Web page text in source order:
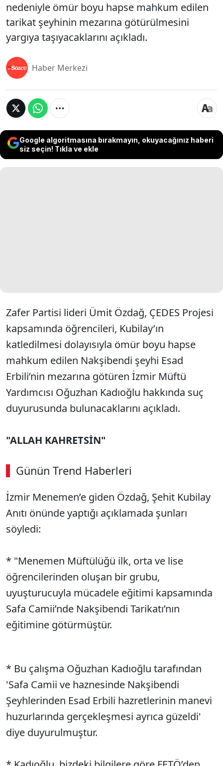
nedeniyle ömür boyu hapse mahkum edilen
tarikat şeyhinin mezarına götürülmesini
yargıya taşıyacaklarını açıkladı.
Haber Merkezi
Google algoritmasına bırakmayın, okuyacağınız haberi
siz seçin! Tıkla ve ekle
Zafer Partisi lideri Ümit Özdağ, ÇEDES Projesi
kapsamında öğrencileri, Kubilay’ın
katledilmesi dolayısıyla ömür boyu hapse
mahkum edilen Nakşibendi şeyhi Esad
Erbili’nin mezarına götüren İzmir Müftü
Yardımcısı Oğuzhan Kadıoğlu hakkında suç
duyurusunda bulunacaklarını açıkladı.
"ALLAH KAHRETSİN"
Günün Trend Haberleri
İzmir Menemen’e giden Özdağ, Şehit Kubilay
Anıtı önünde yaptığı açıklamada şunları
söyledi:
* "Menemen Müftülüğü ilk, orta ve lise
öğrencilerinden oluşan bir grubu,
uyuşturucuyla mücadele eğitimi kapsamında
Safa Camii’nde Nakşibendi Tarikatı’nın
eğitimine götürmüştür.
* Bu çalışma Oğuzhan Kadıoğlu tarafından
'Safa Camii ve haznesinde Nakşibendi
Şeyhlerinden Esad Erbili hazretlerinin manevi
huzurlarında gerçekleşmesi ayrıca güzeldi'
diye duyurulmuştur.